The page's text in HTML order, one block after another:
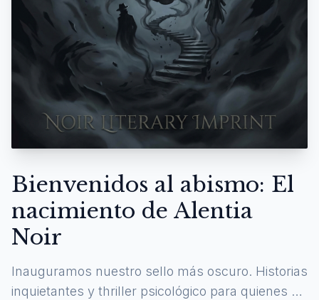
Bienvenidos al abismo: El
nacimiento de Alentia
Noir
Inauguramos nuestro sello más oscuro. Historias
inquietantes y thriller psicológico para quienes se